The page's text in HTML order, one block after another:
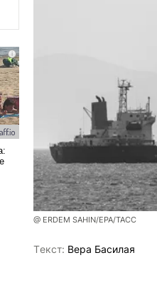
@ ERDEM SAHIN/EPA/ТАСС
Tекст: Вера Басилая